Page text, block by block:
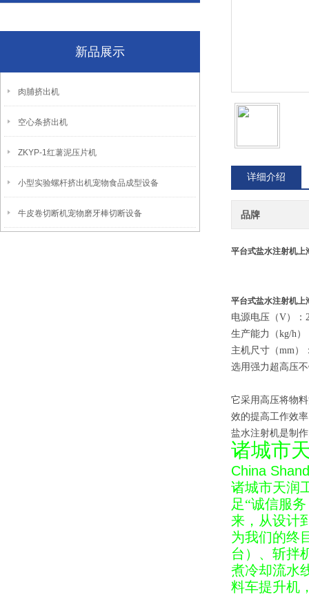
新品展示
肉脯挤出机
空心条挤出机
ZKYP-1红薯泥压片机
小型实验螺杆挤出机宠物食品成型设备
牛皮卷切断机宠物磨牙棒切断设备
详细介绍
品牌
平台式盐水注射机上
平台式盐水注射机上
电源电压（V）：
生产能力（kg/h）
主机尺寸（mm）
选用强力超高压
它采用高压将物
效的提高工作效
盐水注射机是制
诸城市
China
诸城市天润
足“诚信服
来，从设计
为我们的终
台）、斩拌
煮冷却流水
料车提升机